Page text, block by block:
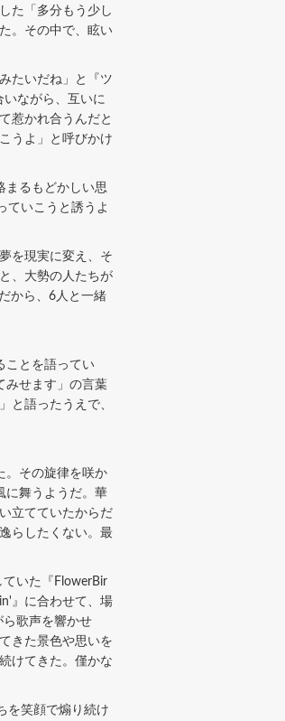
た「多分もう少し
。その中で、眩い
たいだね」と『ツ
ながら、互いに
惹かれ合うんだと
うよ」と呼びかけ
まるもどかしい思
ていこうと誘うよ
を現実に変え、そ
、大勢の人たちが
から、6人と一緒
ことを語ってい
みせます」の言葉
と語ったうえで、
。その旋律を咲か
に舞うようだ。華
立てていたからだ
らしたくない。最
いた『FlowerBir
』に合わせて、場
歌声を響かせ
きた景色や思いを
けてきた。僅かな
を笑顔で煽り続け